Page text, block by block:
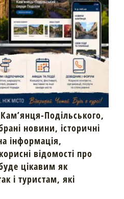
Подільського,
новини, історичні
інформація,
відомості про
цікавим як
і туристам, які